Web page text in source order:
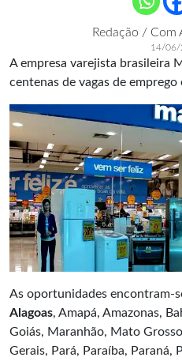
Redação / Com
14/06/
A empresa varejista brasileira
centenas de vagas de
As oportunidades encontram-
Alagoas, Amapá, Amazonas,
Goiás, Maranhão, Mato
Gerais, Pará, Paraíba, Paraná,